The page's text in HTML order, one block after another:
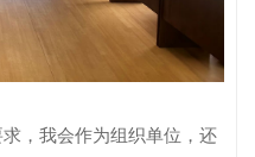
，我会作为组织单位，还